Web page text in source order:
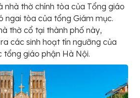
nhà thờ chính tòa của Tổng giáo
ngai tòa của tổng Giám mục.
thờ cổ tại thành phố này,
các sinh hoạt tín ngưỡng của
tổng giáo phận Hà Nội.